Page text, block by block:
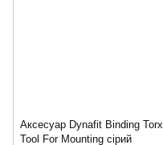
Аксесуар Dynafit Binding Torx
Tool For Mounting сірий